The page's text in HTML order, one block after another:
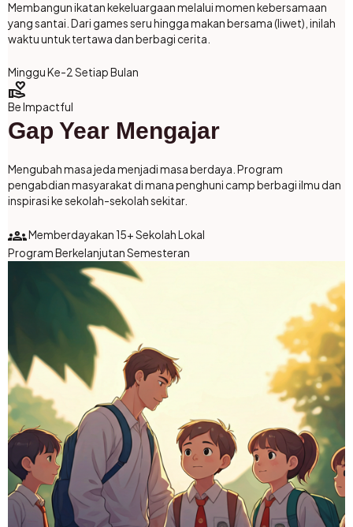
Membangun ikatan kekeluargaan melalui momen kebersamaan
yang santai. Dari games seru hingga makan bersama (liwet), inilah
waktu untuk tertawa dan berbagi cerita.
Minggu Ke-2 Setiap Bulan
volunteer_activism
Be Impactful
Gap Year Mengajar
Mengubah masa jeda menjadi masa berdaya. Program
pengabdian masyarakat di mana penghuni camp berbagi ilmu dan
inspirasi ke sekolah-sekolah sekitar.
groupsMemberdayakan 15+ Sekolah Lokal
Program Berkelanjutan Semesteran